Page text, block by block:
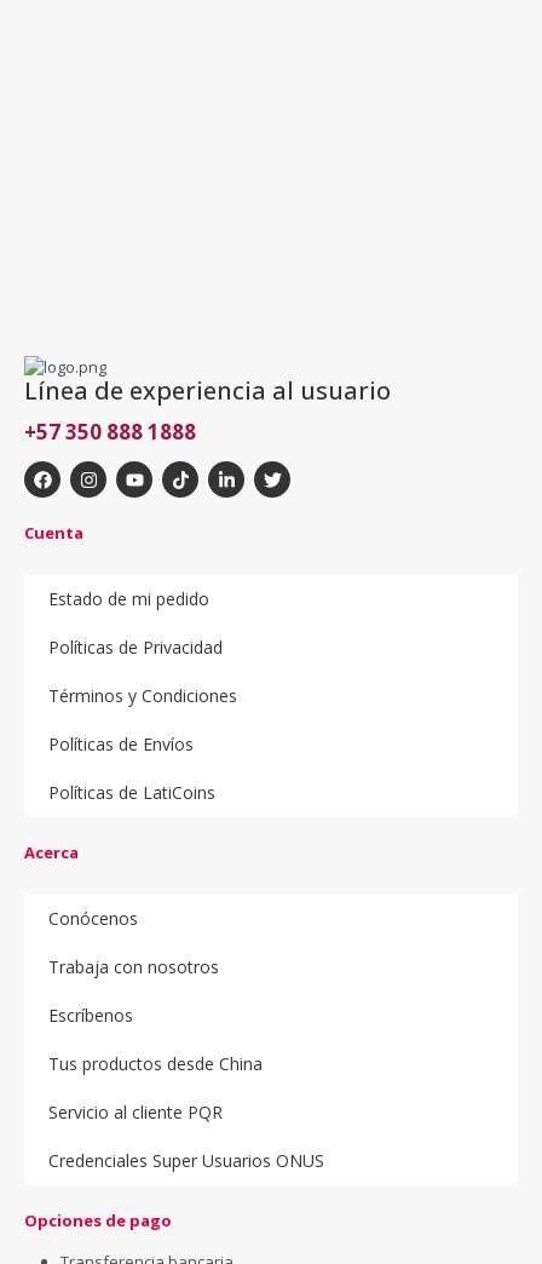
Línea de experiencia al usuario
+57 350 888 1888
Cuenta
Estado de mi pedido
Políticas de Privacidad
Términos y Condiciones
Políticas de Envíos
Políticas de LatiCoins
Acerca
Conócenos
Trabaja con nosotros
Escríbenos
Tus productos desde China
Servicio al cliente PQR
Credenciales Super Usuarios ONUS
Opciones de pago